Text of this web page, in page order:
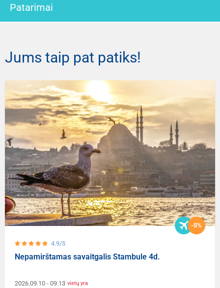
Patarimai
Jums taip pat patiks!
4.9/5
-5%
Nepamirštamas savaitgalis Stambule 4d.
2026.09.10 - 09.13 vietų yra